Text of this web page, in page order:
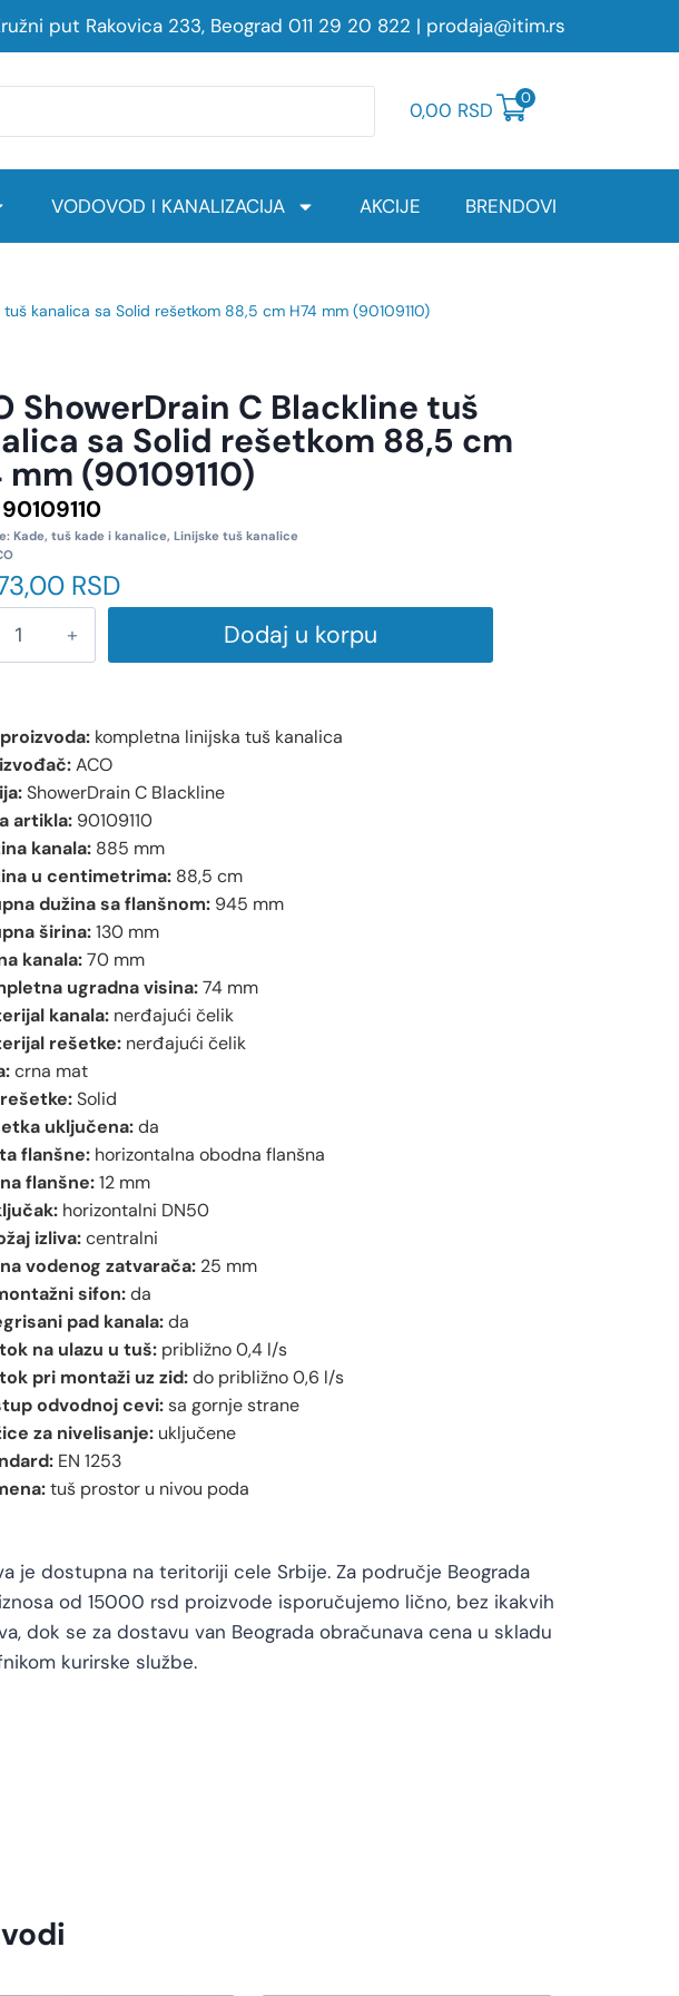
put Rakovica 233, Beograd 011 29 20 822 | prodaja@itim.rs
0,00 RSD
0
VODOVOD I KANALIZACIJA AKCIJE BRENDOVI
kanalica sa Solid rešetkom 88,5 cm H74 mm (90109110)
ShowerDrain C Blackline tuš
sa Solid rešetkom 88,5 cm
mm (90109110)
90109110
Kade, tuš kade i kanalice, Linijske tuš kanalice
RSD
Dodaj u korpu
kompletna linijska tuš kanalica
ACO
ShowerDrain C Blackline
artikla: 90109110
kanala: 885 mm
u centimetrima: 88,5 cm
dužina sa flanšnom: 945 mm
širina:130 mm
kanala:70 mm
ugradna visina:74 mm
kanala: nerđajući čelik
rešetke: nerđajući čelik
crna mat
Solid
uključena:da
flanšne: horizontalna obodna flanšna
flanšne:12 mm
horizontalni DN50
izliva:centralni
vodenog zatvarača: 25 mm
sifon:da
pad kanala:da
na ulazu u tuš: približno 0,4 l/s
pri montaži uz zid:do približno 0,6 l/s
odvodnoj cevi:sa gornje strane
za nivelisanje: uključene
EN 1253
tuš prostor u nivou poda
je dostupna na teritoriji cele Srbije. Za područje Beograda
od 15000 rsd proizvode isporučujemo lično, bez ikakvih
dok se za dostavu van Beograda obračunava cena u skladu
kurirske službe.